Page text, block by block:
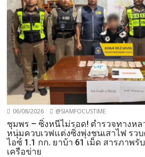
06/08/2026 @SIAMFOCUSTIME
ชุมพร – ซิ่งหนีไม่รอด! ตำรวจทางหล
หนุ่มควบเวฟแต่งซิ่งพุ่งชนเสาไฟ รว
ไอซ์ 1.1 กก. ยาบ้า 61 เม็ด สารภาพรั
เครือข่าย